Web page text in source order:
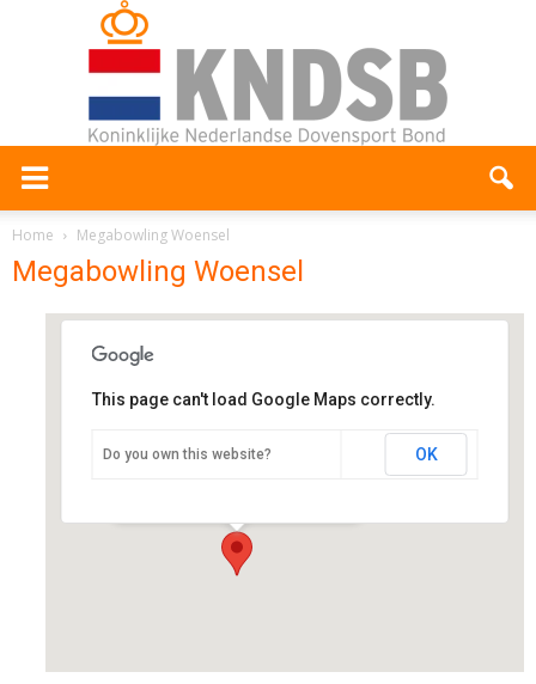
Home Megabowling Woensel
Megabowling Woensel
Megabowling Woensel
This page can't load Google Maps correctly.
Do you own this website? OK